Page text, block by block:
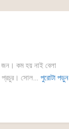
জন। কম হয় নাই বেলা
প্রচুর। সোল... পুরোটা পড়ুন